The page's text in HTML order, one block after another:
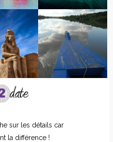
sur les détails car
la différence !